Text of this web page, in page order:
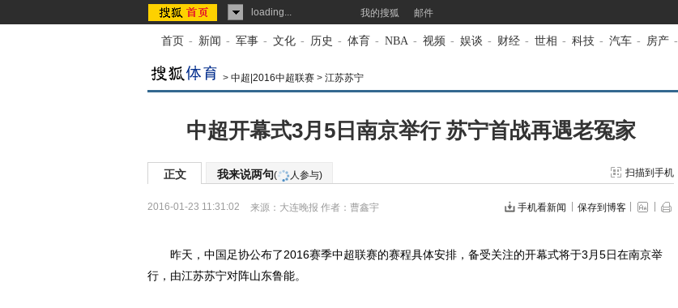
loading... 我的搜狐 邮件
首页 - 新闻 - 军事 - 文化 - 历史 - 体育 - NBA - 视频 - 娱谈 - 财经 - 世相 - 科技 - 汽车 - 房产 -
> 中超|2016中超联赛 > 江苏苏宁
中超开幕式3月5日南京举行 苏宁首战再遇老冤家
正文 我来说两句( 人参与) 扫描到手机
2016-01-23 11:31:02 来源： 大连晚报 作者：曹鑫宇 手机看新闻 保存到博客
昨天，中国足协公布了2016赛季中超联赛的赛程具体安排，备受关注的开幕式将于3月5日在南京举
行，由江苏苏宁对阵山东鲁能。